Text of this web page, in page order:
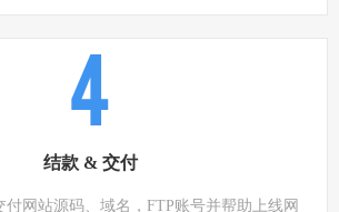
4
结款 & 交付
付网站源码、域名，FTP账号并帮助上线网